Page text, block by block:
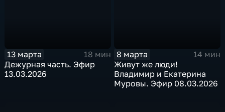
13 марта
18 мин
Дежурная часть. Эфир
13.03.2026
8 марта
14 мин
Живут же люди!
Владимир и Екатерина
Муровы. Эфир 08.03.2026